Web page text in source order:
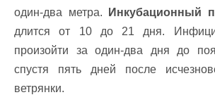
один-два метра.
Инкубационный
длится от 10 до 21 дня.
произойти за один-два дня до
спустя пять дней после
ветрянки.